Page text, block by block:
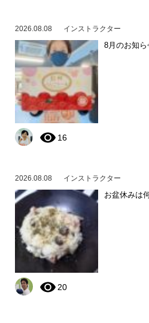
2026.08.08 インストラクター
8月のお知
16
2026.08.08 インストラクター
お盆休みは
20